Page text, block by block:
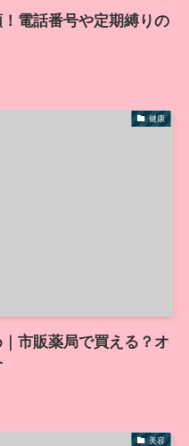
電話番号や定期縛りの
健康
市販薬局で買える？オ
美容